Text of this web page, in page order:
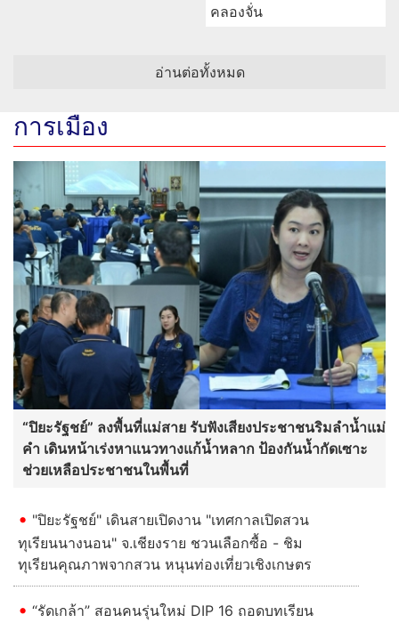
คลองจั่น
อ่านต่อทั้งหมด
การเมือง
“ปิยะรัฐชย์” ลงพื้นที่แม่สาย รับฟังเสียงประชาชนริมลำน้ำแม่
คำ เดินหน้าเร่งหาแนวทางแก้น้ำหลาก ป้องกันน้ำกัดเซาะ
ช่วยเหลือประชาชนในพื้นที่
"ปิยะรัฐชย์" เดินสายเปิดงาน "เทศกาลเปิดสวน
ทุเรียนนางนอน" จ.เชียงราย ชวนเลือกซื้อ - ชิม
ทุเรียนคุณภาพจากสวน หนุนท่องเที่ยวเชิงเกษตร
“รัดเกล้า” สอนคนรุ่นใหม่ DIP 16 ถอดบทเรียน